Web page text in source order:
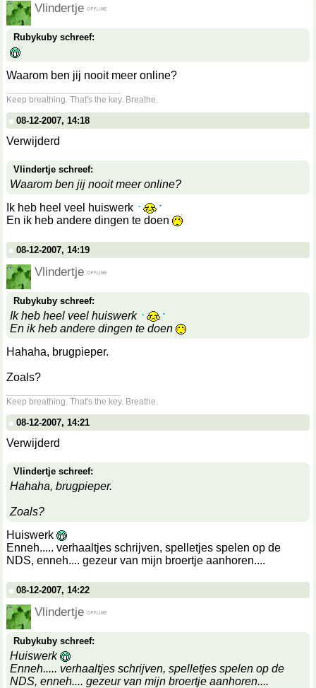
Vlindertje
Rubykuby schreef:
Waarom ben jij nooit meer online?
Keep breathing. That's the key. Breathe.
08-12-2007, 14:18
Verwijderd
Vlindertje schreef:
Waarom ben jij nooit meer online?
Ik heb heel veel huiswerk
En ik heb andere dingen te doen
08-12-2007, 14:19
Vlindertje
Rubykuby schreef:
Ik heb heel veel huiswerk
En ik heb andere dingen te doen
Hahaha, brugpieper.
Zoals?
Keep breathing. That's the key. Breathe.
08-12-2007, 14:21
Verwijderd
Vlindertje schreef:
Hahaha, brugpieper.
Zoals?
Huiswerk
Enneh..... verhaaltjes schrijven, spelletjes spelen op de
NDS, enneh.... gezeur van mijn broertje aanhoren....
08-12-2007, 14:22
Vlindertje
Rubykuby schreef:
Huiswerk
Enneh..... verhaaltjes schrijven, spelletjes spelen op de
NDS, enneh.... gezeur van mijn broertje aanhoren....